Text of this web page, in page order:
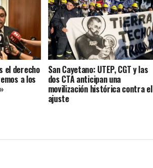
el derecho
a los
San Cayetano: UTEP, CGT y las
dos CTA anticipan una
movilización histórica contra el
ajuste